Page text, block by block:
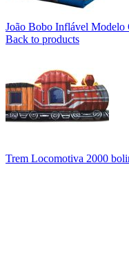
João Bobo Inflável Modelo
Back to products
Trem Locomotiva 2000